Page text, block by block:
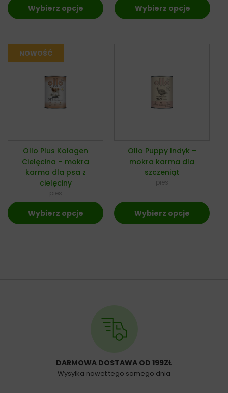
Wybierz opcje Wybierz opcje
Ollo Plus Kolagen
Cielęcina – mokra
karma dla psa z
cielęciny
pies
Wybierz opcje
Ollo Puppy Indyk –
mokra karma dla
szczeniąt
pies
Wybierz opcje
DARMOWA DOSTAWA OD 199ZŁ
Wysyłka nawet tego samego dnia